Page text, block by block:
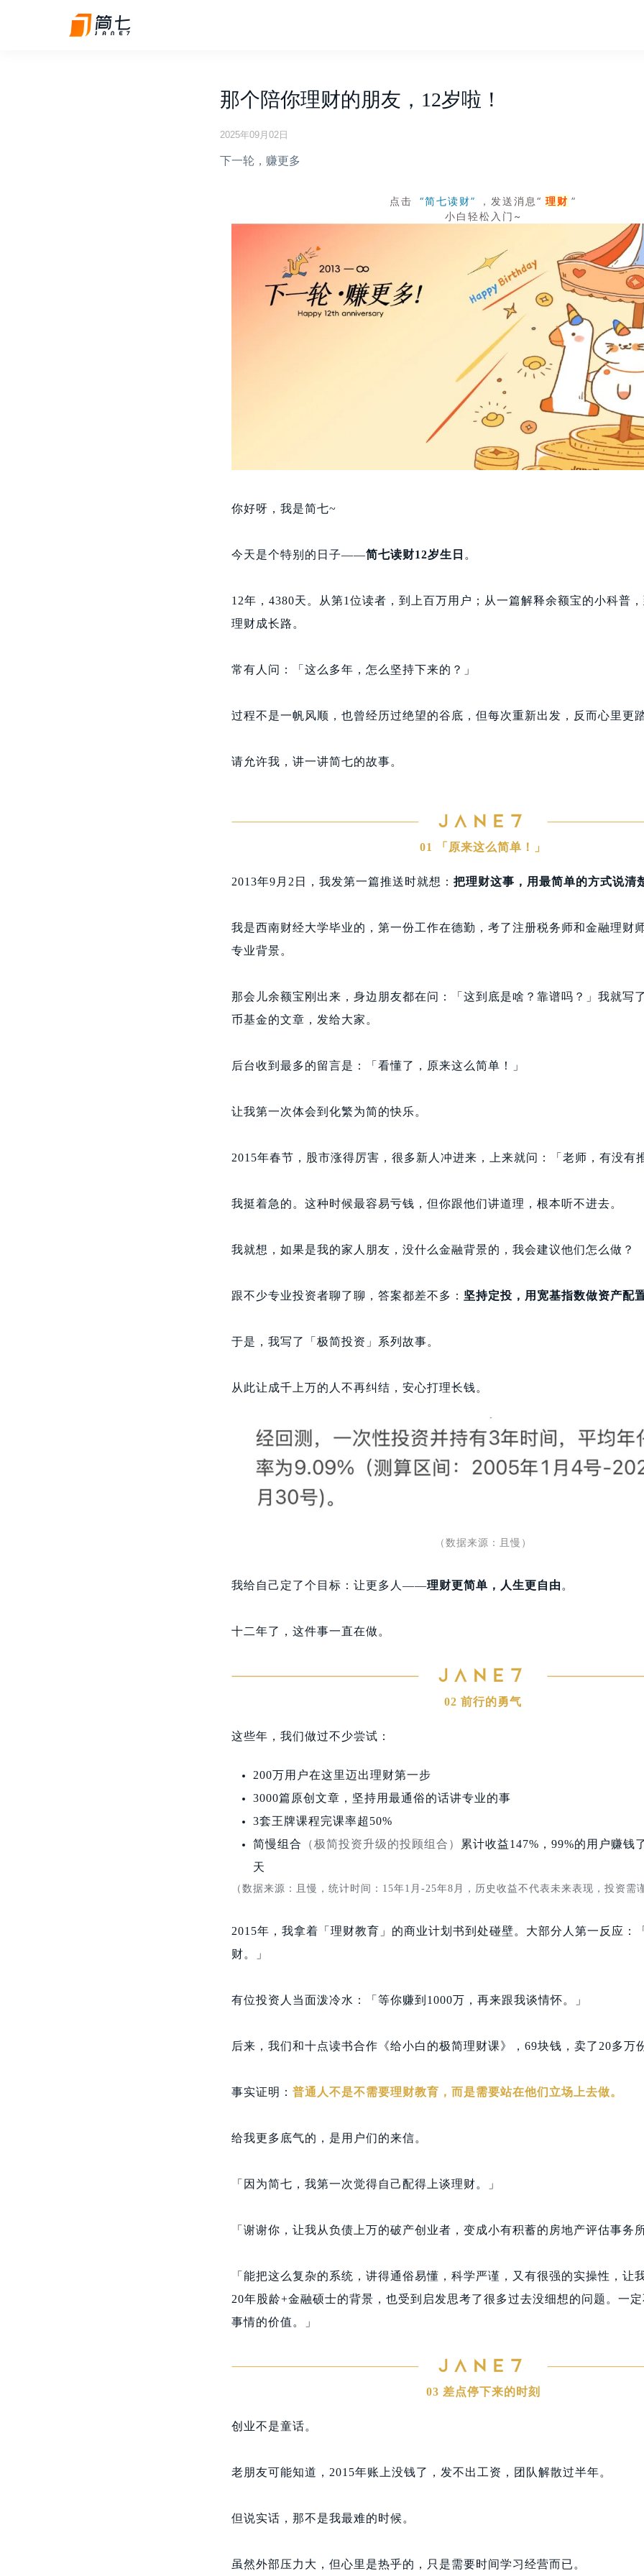
那个陪你理财的朋友，12岁啦！
2025年09月02日
下一轮，赚更多
点击 “简七读财” ，发送消息“ 理财 ”
小白轻松入门~
你好呀，我是简七~
今天是个特别的日子——简七读财12岁生日 。
12年，4380天。从第1位读者，到上百万用户；从一篇解释余额宝的小科普
理财成长路。
常有人问：「这么多年，怎么坚持下来的？」
过程不是一帆风顺，也曾经历过绝望的谷底，但每次重新出发，反而心里更
请允许我，讲一讲简七的故事。
01 「原来这么简单！」
2013年9月2日，我发第一篇推送时就想： 把理财这事，用最简单的方式说清
我是西南财经大学毕业的，第一份工作在德勤，考了注册税务师和金融理财
专业背景。
那会儿余额宝刚出来，身边朋友都在问：「这到底是啥？靠谱吗？」我就写
币基金的文章，发给大家。
后台收到最多的留言是： 「看懂了，原来这么简单！」
让我第一次体会到化繁为简的快乐。
2015年春节，股市涨得厉害，很多新人冲进来，上来就问：「老师，有没有
我挺着急的。这种时候最容易亏钱，但你跟他们讲道理，根本听不进去。
我就想，如果是我的家人朋友，没什么金融背景的，我会建议他们怎么做？
跟不少专业投资者聊了聊，答案都差不多： 坚持定投，用宽基指数做资产配
于是，我写了「极简投资」系列故事。
从此让成千上万的人不再纠结，安心打理长钱。
（数据来源：且慢）
我给自己定了个目标：让更多人——理财更简单，人生更自由。
十二年了，这件事一直在做。
02 前行的勇气
这些年，我们做过不少尝试：
200万用户在这里迈出理财第一步
3000篇原创文章 ，坚持用最通俗的话讲专业的事
3套王牌课程完课率超50%
简慢组合
（极简投资升级的投顾组合）
累计收益147%，99%的用户赚钱
天
（数据来源：且慢， 统计时间：15年1月-25年8月 ， 历史收益不代表未来表现，投资需
2015年，我拿着「理财教育」的商业计划书到处碰壁。大部分人第一反应：
财。」
有位投资人当面泼冷水：「等你赚到1000万，再来跟我谈情怀。」
后来，我们和十点读书合作《给小白的极简理财课》，69块钱，卖了20多万
事实证明： 普通人不是不需要理财教育，而是需要站在他们立场上去做。
给我更多底气的，是用户们的来信。
「因为简七，我第一次觉得自己配得上谈理财。」
「谢谢你，让我从负债上万的破产创业者，变成小有积蓄的房地产评估事务
「能把这么复杂的系统，讲得通俗易懂，科学严谨，又有很强的实操性，让
20年股龄+金融硕士的背景，也受到启发思考了很多过去没细想的问题。一
事情的价值。」
03 差点停下来的时刻
创业不是童话。
老朋友可能知道，2015年账上没钱了，发不出工资，团队解散过半年。
但说实话，那不是我最难的时候。
虽然外部压力大，但心里是热乎的，只是需要时间学习经营而已。